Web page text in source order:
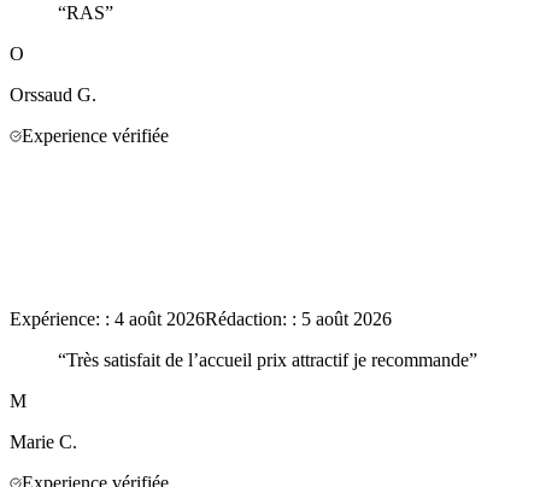
“RAS”
O
Orssaud G.
Experience vérifiée
Expérience: : 4 août 2026Rédaction: : 5 août 2026
“Très satisfait de l’accueil prix attractif je recommande”
M
Marie C.
Experience vérifiée